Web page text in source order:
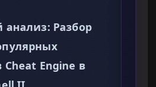
анализ: Разбор
Cheat Engine в